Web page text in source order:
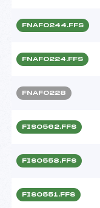
FNAF0244.FFS
FNAF0224.FFS
FNAF0228
FIS0562.FFS
FIS0558.FFS
FIS0551.FFS